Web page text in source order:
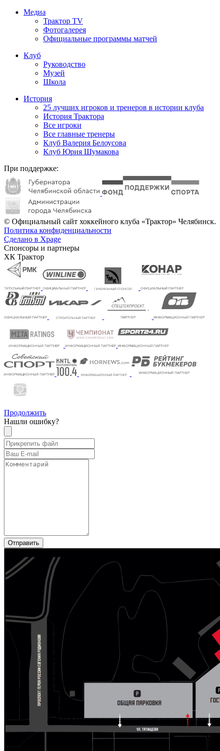
Медиа
Трактор TV
Фотогалерея
Официальные программы матчей
Клуб
Руководство
Музей
Школа
История
25 лучших игроков и тренеров в истории клуба
История Трактора
Все игроки
Все главные тренеры
Клуб Валерия Белоусова
Клуб Юрия Шумакова
При поддержке:
© Официальный сайт хоккейного клуба «Трактор» Челябинск.
Политика конфиденциальности
Сделано в Xpage
Спонсоры и партнеры
ХК Трактор
Продолжить
Нашли ошибку?